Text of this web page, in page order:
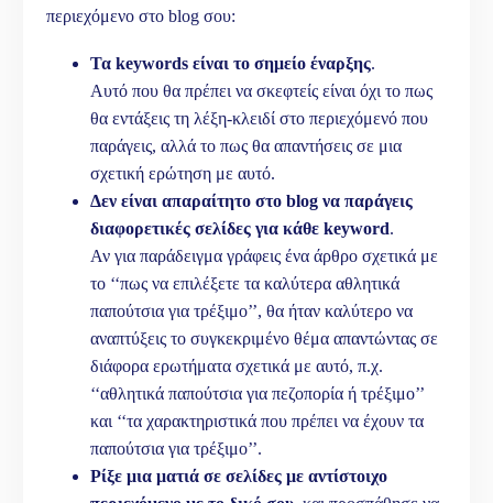
περιεχόμενο στο blog σου:
Τα keywords είναι το σημείο έναρξης.
Αυτό που θα πρέπει να σκεφτείς είναι όχι το πως
θα εντάξεις τη λέξη-κλειδί στο περιεχόμενό που
παράγεις, αλλά το πως θα απαντήσεις σε μια
σχετική ερώτηση με αυτό.
Δεν είναι απαραίτητο στο blog να παράγεις
διαφορετικές σελίδες για κάθε keyword.
Αν για παράδειγμα γράφεις ένα άρθρο σχετικά με
το ‘‘πως να επιλέξετε τα καλύτερα αθλητικά
παπούτσια για τρέξιμο’’, θα ήταν καλύτερο να
αναπτύξεις το συγκεκριμένο θέμα απαντώντας σε
διάφορα ερωτήματα σχετικά με αυτό, π.χ.
‘‘αθλητικά παπούτσια για πεζοπορία ή τρέξιμο’’
και ‘‘τα χαρακτηριστικά που πρέπει να έχουν τα
παπούτσια για τρέξιμο’’.
Ρίξε μια ματιά σε σελίδες με αντίστοιχο